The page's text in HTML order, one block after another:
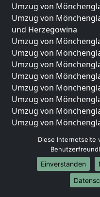
Umzug von
Umzug von
und Herzegowina
Umzug von
Umzug von
Umzug von
Umzug von
Umzug von
Umzug von
Umzug von
Umzug von
Umzug von
Umzug von
Umzug von
Umzug von
Diese Internetseite
Einverstanden